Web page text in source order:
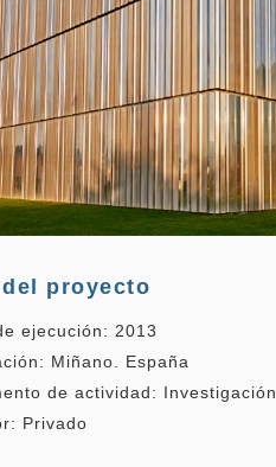
proyecto
ejecución: 2013
Miñano. España
de actividad: Investigación
Privado